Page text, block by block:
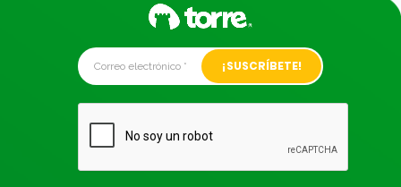
Alternative: